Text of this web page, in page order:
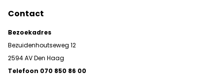
Contact
Bezoekadres
Bezuidenhoutseweg 12
2594 AV Den Haag
Telefoon 070 850 86 00